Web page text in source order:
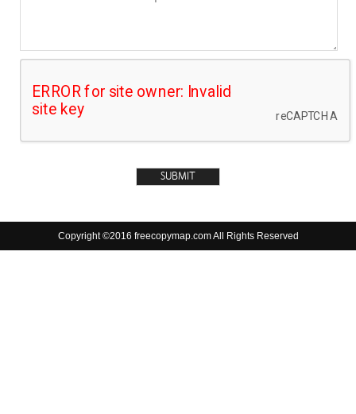
Copyright ©2016 freecopymap.com All Rights Reserved